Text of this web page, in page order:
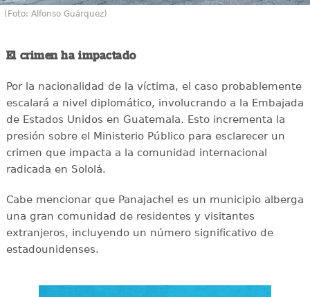
(Foto: Alfonso Guárquez)
El crimen ha impactado
Por la nacionalidad de la víctima, el caso probablemente
escalará a nivel diplomático, involucrando a la Embajada
de Estados Unidos en Guatemala. Esto incrementa la
presión sobre el Ministerio Público para esclarecer un
crimen que impacta a la comunidad internacional
radicada en Sololá.
Cabe mencionar que Panajachel es un municipio alberga
una gran comunidad de residentes y visitantes
extranjeros, incluyendo un número significativo de
estadounidenses.